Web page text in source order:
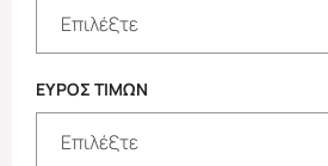
ΕΥΡΟΣ ΤΙΜΩΝ